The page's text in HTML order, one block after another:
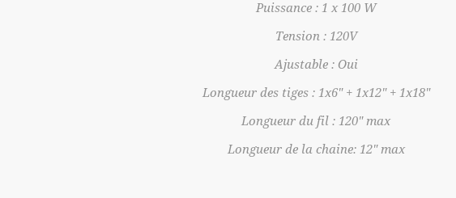
Puissance : 1 x 100 W
Tension : 120V
Ajustable : Oui
Longueur des tiges : 1x6" + 1x12" + 1x18"
Longueur du fil : 120" max
Longueur de la chaine: 12" max